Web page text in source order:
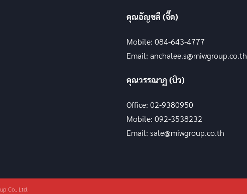
คุณอัญชลี (จี๊ด)
Mobile: 084-643-4777
Email: anchalee.s@miwgroup.co.th
คุณวรรณาฏ (บิว)
Office: 02-9380950
Mobile: 092-3538232
Email: sale@miwgroup.co.th
Co., Ltd.